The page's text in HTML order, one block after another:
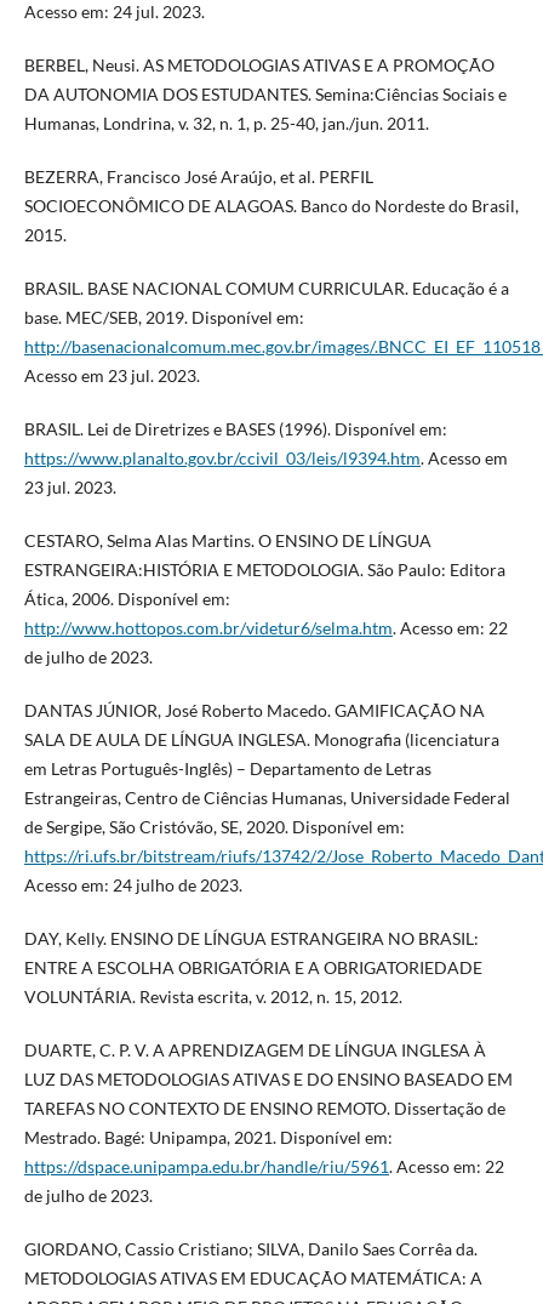
Acesso em: 24 jul. 2023.
BERBEL, Neusi. AS METODOLOGIAS ATIVAS E A PROMOÇÃO
DA AUTONOMIA DOS ESTUDANTES. Semina:Ciências Sociais e
Humanas, Londrina, v. 32, n. 1, p. 25-40, jan./jun. 2011.
BEZERRA, Francisco José Araújo, et al. PERFIL
SOCIOECONÔMICO DE ALAGOAS. Banco do Nordeste do Brasil,
2015.
BRASIL. BASE NACIONAL COMUM CURRICULAR. Educação é a
base. MEC/SEB, 2019. Disponível em:
http://basenacionalcomum.mec.gov.br/images/
Acesso em 23 jul. 2023.
BRASIL. Lei de Diretrizes e BASES (1996). Disponível em:
https://www.planalto.gov.br/ccivil_03/leis/l9394.htm. Acesso em
23 jul. 2023.
CESTARO, Selma Alas Martins. O ENSINO DE LÍNGUA
ESTRANGEIRA:HISTÓRIA E METODOLOGIA. São Paulo: Editora
Ática, 2006. Disponível em:
http://www.hottopos.com.br/videtur6/selma.htm. Acesso em: 22
de julho de 2023.
DANTAS JÚNIOR, José Roberto Macedo. GAMIFICAÇÃO NA
SALA DE AULA DE LÍNGUA INGLESA. Monografia (licenciatura
em Letras Português-Inglês) – Departamento de Letras
Estrangeiras, Centro de Ciências Humanas, Universidade Federal
de Sergipe, São Cristóvão, SE, 2020. Disponível em:
https://ri.ufs.br/bitstream/riufs/13742/2/
Acesso em: 24 julho de 2023.
DAY, Kelly. ENSINO DE LÍNGUA ESTRANGEIRA NO BRASIL:
ENTRE A ESCOLHA OBRIGATÓRIA E A OBRIGATORIEDADE
VOLUNTÁRIA. Revista escrita, v. 2012, n. 15, 2012.
DUARTE, C. P. V. A APRENDIZAGEM DE LÍNGUA INGLESA À
LUZ DAS METODOLOGIAS ATIVAS E DO ENSINO BASEADO EM
TAREFAS NO CONTEXTO DE ENSINO REMOTO. Dissertação de
Mestrado. Bagé: Unipampa, 2021. Disponível em:
https://dspace.unipampa.edu.br/handle/riu/5961. Acesso em: 22
de julho de 2023.
GIORDANO, Cassio Cristiano; SILVA, Danilo Saes Corrêa da.
METODOLOGIAS ATIVAS EM EDUCAÇÃO MATEMÁTICA: A